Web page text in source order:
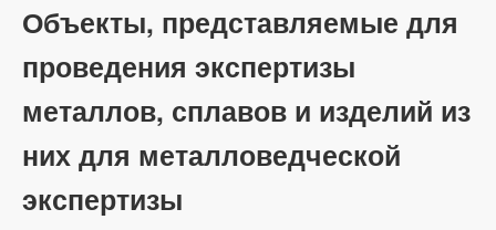
Объекты, представляемые для
проведения экспертизы
металлов, сплавов и изделий из
них для металловедческой
экспертизы